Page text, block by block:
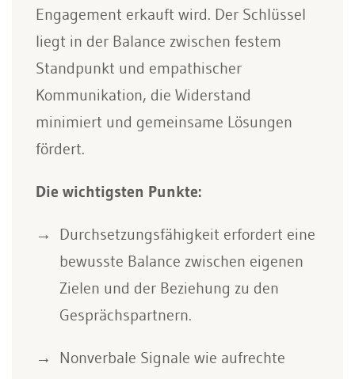
Engagement erkauft wird. Der Schlüssel
liegt in der Balance zwischen festem
Standpunkt und empathischer
Kommunikation, die Widerstand
minimiert und gemeinsame Lösungen
fördert.
Die wichtigsten Punkte:
Durchsetzungsfähigkeit erfordert eine
bewusste Balance zwischen eigenen
Zielen und der Beziehung zu den
Gesprächspartnern.
Nonverbale Signale wie aufrechte